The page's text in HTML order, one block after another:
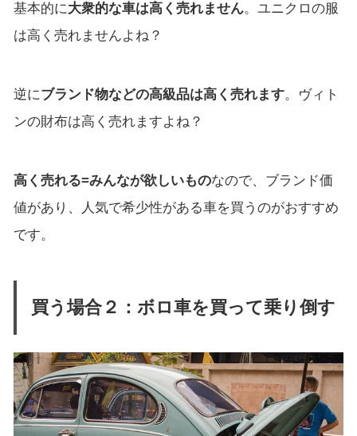
基本的に大衆的な車は高く売れません。ユニクロの服
は高く売れませんよね？
逆にブランド物などの高級品は高く売れます。ヴィト
ンの財布は高く売れますよね？
高く売れる=みんなが欲しいものなので、ブランド価
値があり、人気で希少性がある車を買うのがおすすめ
です。
買う場合２：ボロ車を買って乗り倒す